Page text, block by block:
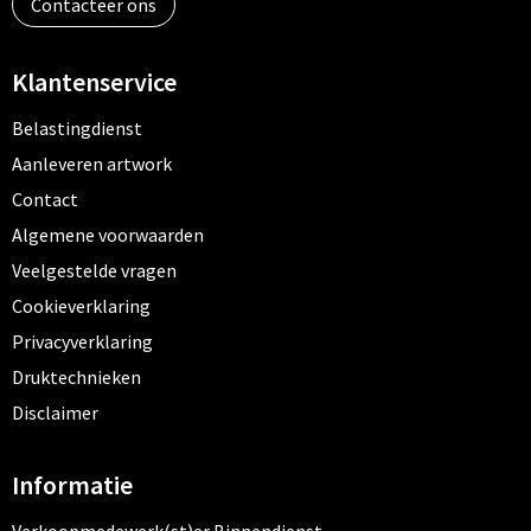
Contacteer ons
Klantenservice
Belastingdienst
Aanleveren artwork
Contact
Algemene voorwaarden
Veelgestelde vragen
Cookieverklaring
Privacyverklaring
Druktechnieken
Disclaimer
Informatie